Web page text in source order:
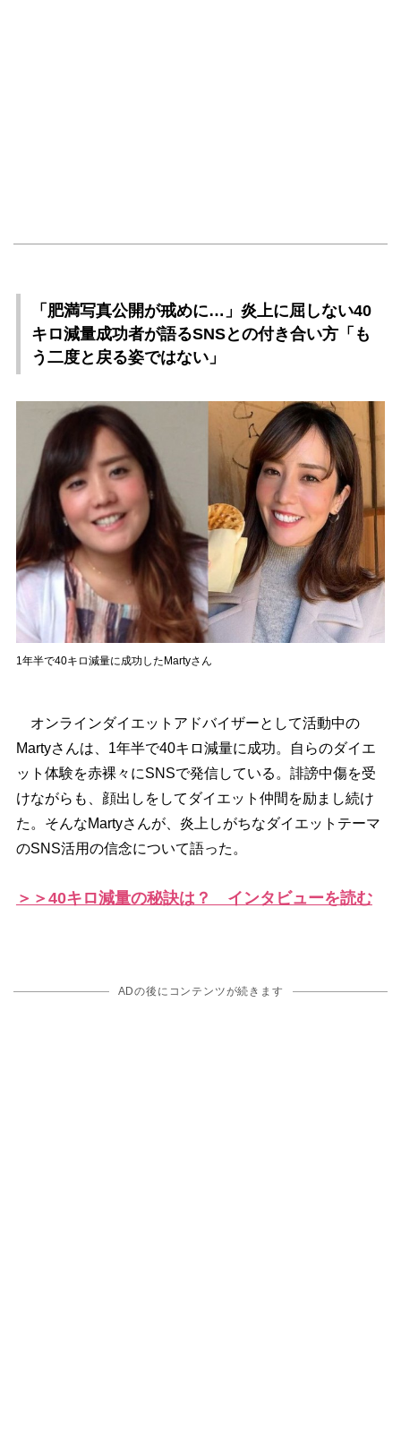
「肥満写真公開が戒めに…」炎上に屈しない40
キロ減量成功者が語るSNSとの付き合い方「も
う二度と戻る姿ではない」
1年半で40キロ減量に成功したMartyさん
オンラインダイエットアドバイザーとして活動中の
Martyさんは、1年半で40キロ減量に成功。自らのダイエ
ット体験を赤裸々にSNSで発信している。誹謗中傷を受
けながらも、顔出しをしてダイエット仲間を励まし続け
た。そんなMartyさんが、炎上しがちなダイエットテーマ
のSNS活用の信念について語った。
＞＞40キロ減量の秘訣は？ インタビューを読む
ADの後にコンテンツが続きます